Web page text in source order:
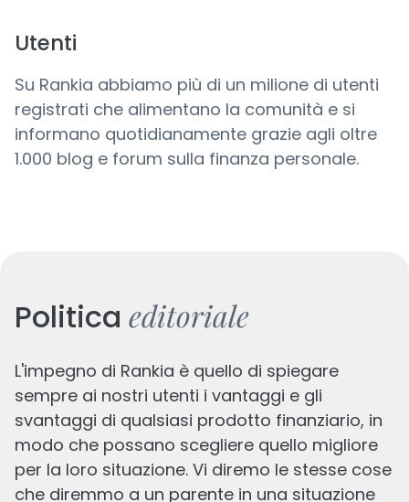
Utenti
Su Rankia abbiamo più di un milione di utenti
registrati che alimentano la comunità e si
informano quotidianamente grazie agli oltre
1.000 blog e forum sulla finanza personale.
Politica editoriale
L'impegno di Rankia è quello di spiegare
sempre ai nostri utenti i vantaggi e gli
svantaggi di qualsiasi prodotto finanziario, in
modo che possano scegliere quello migliore
per la loro situazione. Vi diremo le stesse cose
che diremmo a un parente in una situazione